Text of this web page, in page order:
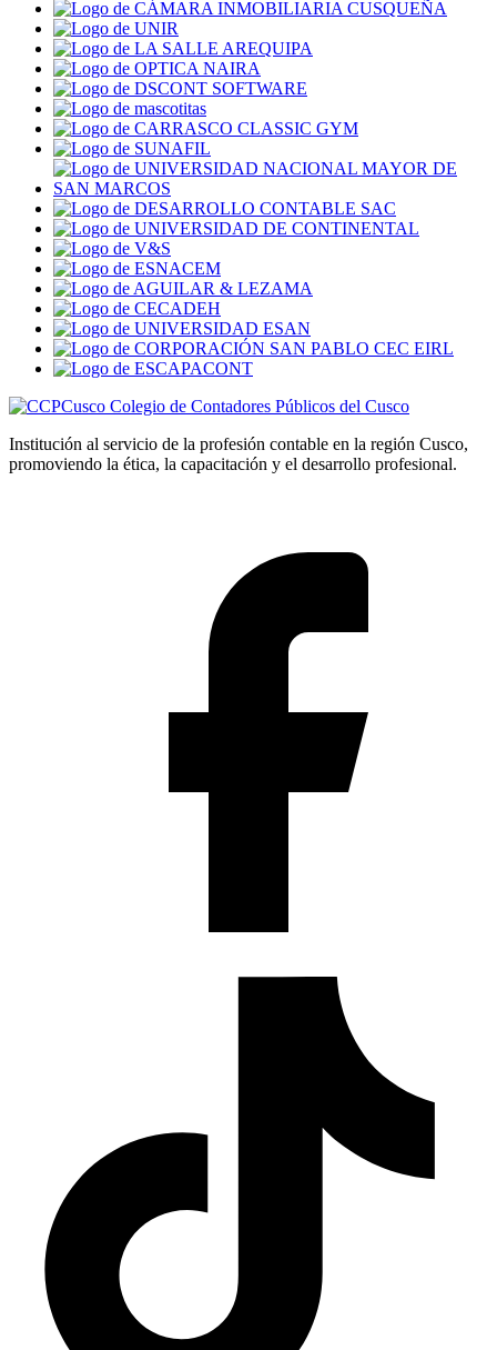
Colegio de Contadores Públicos del Cusco
Institución al servicio de la profesión contable en la región Cusco,
promoviendo la ética, la capacitación y el desarrollo profesional.